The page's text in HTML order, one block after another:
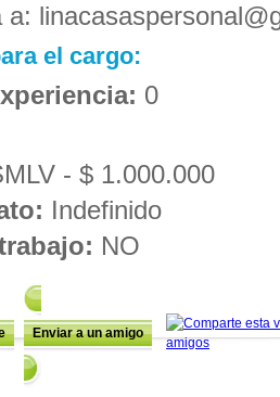
a:
el cargo:
0
- $ 1.000.000
Indefinido
NO
Enviar a un amigo